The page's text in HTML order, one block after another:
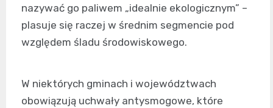
nazywać go paliwem „idealnie ekologicznym” –
plasuje się raczej w średnim segmencie pod
względem śladu środowiskowego.
W niektórych gminach i województwach
obowiązują uchwały antysmogowe, które